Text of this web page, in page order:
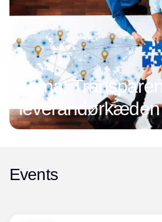
Tema:
leverandørkæden
Events